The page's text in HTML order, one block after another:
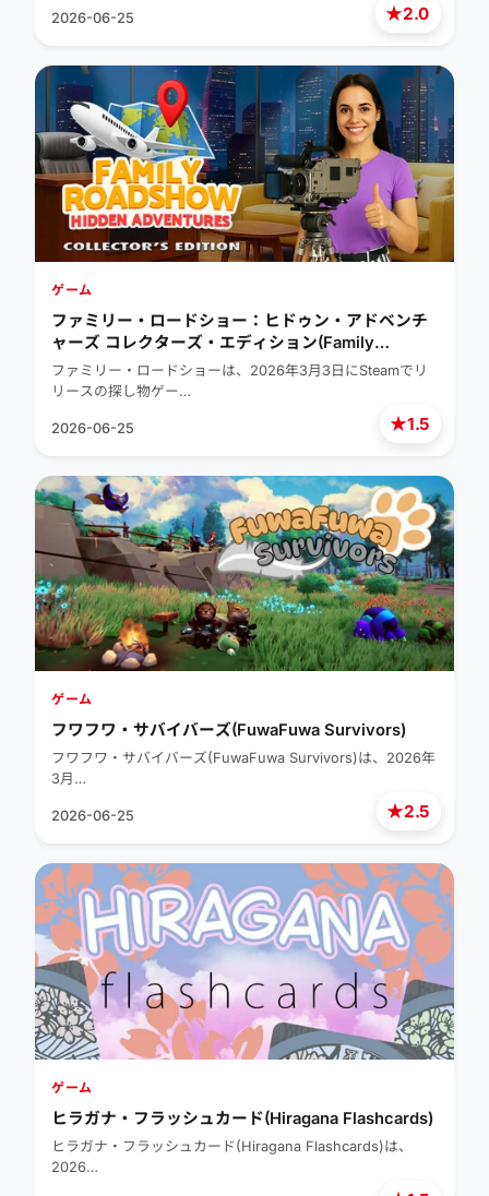
★2.0
2026-06-25
★1.5
ゲーム
ファミリー・ロードショー：ヒドゥン・アドベンチ
ャーズ コレクターズ・エディション(Family
Roadshow: Hidden Adventures Collector’s
Edition)
ファミリー・ロードショーは、2026年3月3日にSteamでリ
リースの探し物ゲー…
2026-06-25
★2.5
ゲーム
フワフワ・サバイバーズ(FuwaFuwa Survivors)
フワフワ・サバイバーズ(FuwaFuwa Survivors)は、2026年
3月…
2026-06-25
ゲーム
ヒラガナ・フラッシュカード(Hiragana Flashcards)
ヒラガナ・フラッシュカード(Hiragana Flashcards)は、
2026…